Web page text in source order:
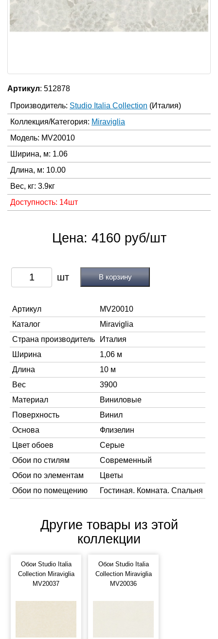
Артикул: 512878
Производитель: Studio Italia Collection (Италия)
Коллекция/Категория: Miraviglia
Модель: MV20010
Ширина, м: 1.06
Длина, м: 10.00
Вес, кг: 3.9кг
Доступность: 14шт
Цена: 4160 руб/шт
В корзину
Артикул
MV20010
Каталог
Miraviglia
Страна производитель
Италия
Ширина
1,06 м
Длина
10 м
Вес
3900
Материал
Виниловые
Поверхность
Винил
Основа
Флизелин
Цвет обоев
Серые
Обои по стилям
Современный
Обои по элементам
Цветы
Обои по помещению
Гостиная. Комната. Спальня
Другие товары из этой
коллекции
Обои Studio Italia
Collection Miraviglia
MV20037
Обои Studio Italia
Collection Miraviglia
MV20036